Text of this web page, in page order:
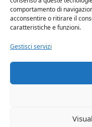
comportamento di
acconsentire o ritirare il
caratteristiche e funzioni.
Gestisci servizi
Copyright ©